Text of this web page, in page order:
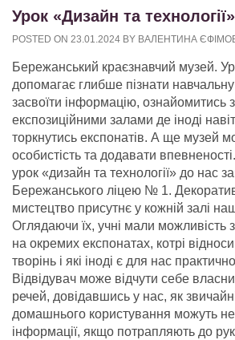
Урок «Дизайн та технології»
POSTED ON 23.01.2024 BY ВАЛЕНТИНА
Бережанський краєзнавчий музей.
допомагає глибше пізнати
засвоїти інформацію, ознайомитись
експозиційними залами де іноді
торкнутись експонатів. А ще музей
особистість та додавати
урок «дизайн та технології» до нас
Бережанського ліцею № 1.
мистецтво присутнє у кожній залі
Оглядаючи їх, учні мали можливість
на окремих експонатах, котрі
творінь і які іноді є для нас
Відвідувач може відчути себе
речей, довідавшись у нас, як
домашнього користування можуть
інформації, якщо потрапляють до